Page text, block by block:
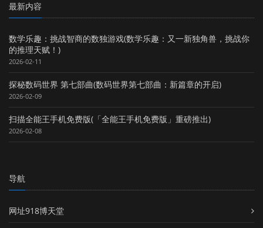
最新内容
数学乐趣：挑战智商的数独游戏(数学乐趣：又一新独角兽，挑战你
的推理天赋！)
2026-02-11
探秘数码世界 第七部曲(数码世界第七部曲：新篇章的开启)
2026-02-09
扫描全能王手机免费版(「全能王手机免费版」重磅推出)
2026-02-08
导航
网址918博天堂